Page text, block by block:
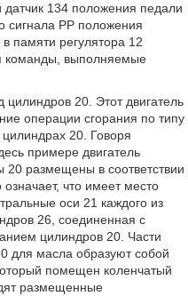
датчик 134 положения педали
сигнала РР положения
памяти регулятора 12
команды, выполняемые
цилиндров 20. Этот двигатель
операции сгорания по типу
цилиндрах 20. Говоря
примере двигатель
размещены в соответствии
что имеет место
оси 21 каждого из
26, соединенная с
цилиндров 20. Части
для масла образуют собой
помещен коленчатый
размещенные